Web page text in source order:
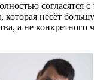
согласятся
которая несёт
а не